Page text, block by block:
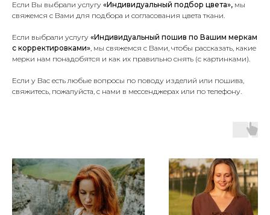
Если Вы выбрали услугу «Индивидуальный подбор цвета», мы
свяжемся с Вами для подбора и согласования цвета ткани.
Если выбрали услугу «Индивидуальный пошив по Вашим меркам
с корректировками», мы свяжемся с Вами, чтобы рассказать, какие
мерки нам понадобятся и как их правильно снять (с картинками).
Если у Вас есть любые вопросы по поводу изделий или пошива,
свяжитесь, пожалуйста, с нами в мессенджерах или по телефону.